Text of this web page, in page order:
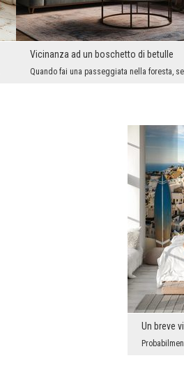
Vicinanza ad un boschetto di betulle
Un breve